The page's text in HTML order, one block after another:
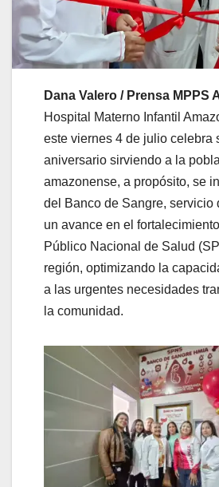
Dana Valero / Prensa MPPS
Hospital Materno Infantil
este viernes 4 de julio celebra
aniversario sirviendo a la
amazonense, a propósito, se
del Banco de Sangre, servicio
un avance en el
Público Nacional de Salud
región, optimizando la
a las urgentes necesidades
la comunidad.